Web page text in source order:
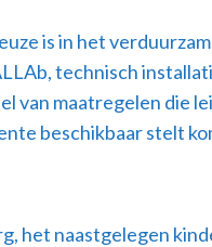
is in het
technisch
van maatregelen die
beschikbaar stelt
het naastgelegen